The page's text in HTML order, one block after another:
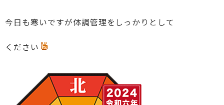
今日も寒いですが体調管理をしっかりとして
ください